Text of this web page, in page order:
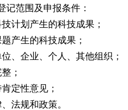
记范围及申报条件：
计划产生的科技成果；
产生的科技成果；
、企业、个人、其他组织；
；
定性意见；
法规和政策。